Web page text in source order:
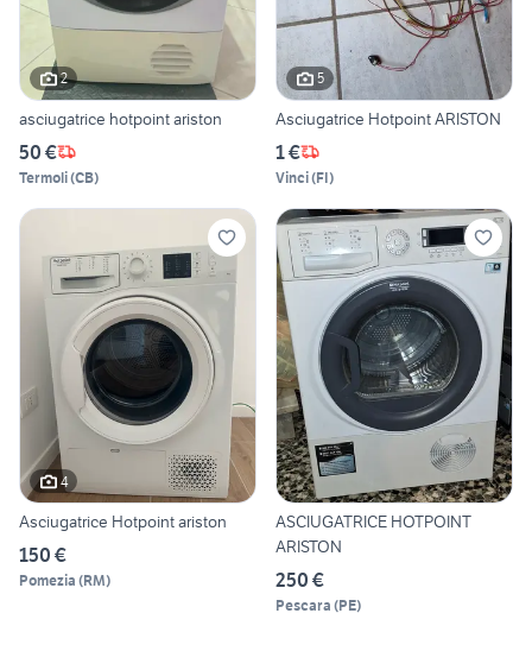
2
asciugatrice hotpoint ariston
50 €
Termoli(CB)
5
Asciugatrice Hotpoint ARISTON
1 €
Vinci(FI)
4
Asciugatrice Hotpoint ariston
150 €
Pomezia (RM)
ASCIUGATRICE HOTPOINT
ARISTON
250 €
Pescara (PE)